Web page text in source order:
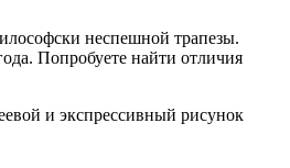
неспешной трапезы.
Попробуете найти отличия
и экспрессивный рисунок